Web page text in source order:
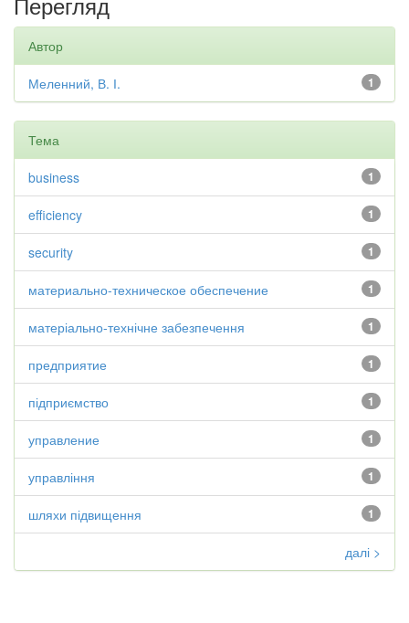
Автор
1
Меленний, В. І.
Тема
1
business
1
efficiency
1
security
1
материально-техническое обеспечение
1
матеріально-технічне забезпечення
1
предприятие
1
підприємство
1
управление
1
управління
1
шляхи підвищення
далі >